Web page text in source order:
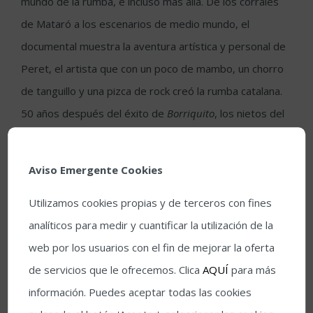
de Mataró a los escenarios de medio mundo, el
documental muestra la aventura artística y personal de
Peret, el artista que con un poco de mambo, un chorro
de tanguillo y una pizca de rock creó la rumba catalana.
50 años después del éxito de Borriquito, los nietos del
Mi vida entre las hormigas
2017
Aviso Emergente Cookies
Utilizamos cookies propias y de terceros con fines
analíticos para medir y cuantificar la utilización de la
web por los usuarios con el fin de mejorar la oferta
de servicios que le ofrecemos. ClicaAQUÍ para más
información. Puedes aceptar todas las cookies